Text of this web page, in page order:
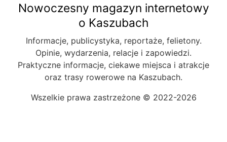
Nowoczesny magazyn internetowy
o Kaszubach
Informacje, publicystyka, reportaże, felietony.
Opinie, wydarzenia, relacje i zapowiedzi.
Praktyczne informacje, ciekawe miejsca i atrakcje
oraz trasy rowerowe na Kaszubach.
Wszelkie prawa zastrzeżone © 2022-2026